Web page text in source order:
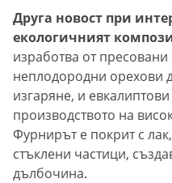
Друга новост при
екологичният
изработва от
неплодородни орехови
изгаряне, и
производството на
Фурнирът е покрит с
стъклени частици,
дълбочина.